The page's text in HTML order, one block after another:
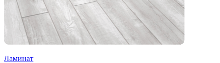
Ламинат